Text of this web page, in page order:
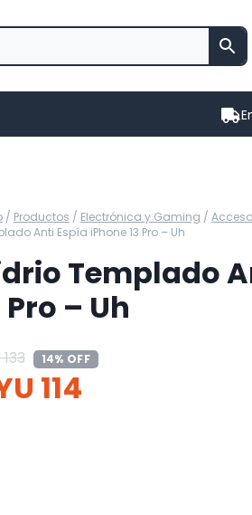
/ Productos / Electrónica y Gaming /
Anti Espía iPhone 13 Pro – Uh
Templado
Pro – Uh
133 14% OFF
114